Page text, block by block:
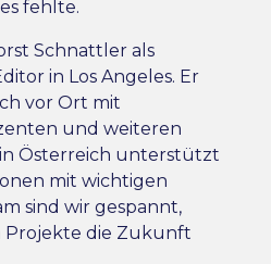
fehlte.
Schnattler als
in Los Angeles. Er
vor Ort mit
und weiteren
Österreich unterstützt
mit wichtigen
sind wir gespannt,
Projekte die Zukunft